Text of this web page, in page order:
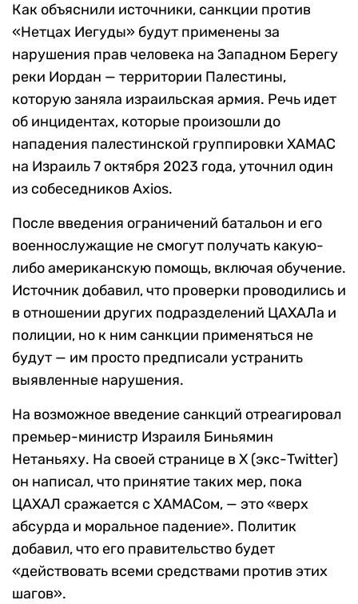
Как объяснили источники, санкции против
«Нетцах Иегуды» будут применены за
нарушения прав человека на Западном Берегу
реки Иордан — территории Палестины,
которую заняла израильская армия. Речь идет
об инцидентах, которые произошли до
нападения палестинской группировки ХАМАС
на Израиль 7 октября 2023 года, уточнил один
из собеседников Axios.
После введения ограничений батальон и его
военнослужащие не смогут получать какую-
либо американскую помощь, включая обучение.
Источник добавил, что проверки проводились и
в отношении других подразделений ЦАХАЛа и
полиции, но к ним санкции применяться не
будут — им просто предписали устранить
выявленные нарушения.
На возможное введение санкций отреагировал
премьер-министр Израиля Биньямин
Нетаньяху. На своей странице в Х (экс-Twitter)
он написал, что принятие таких мер, пока
ЦАХАЛ сражается с ХАМАСом, — это «верх
абсурда и моральное падение». Политик
добавил, что его правительство будет
«действовать всеми средствами против этих
шагов».